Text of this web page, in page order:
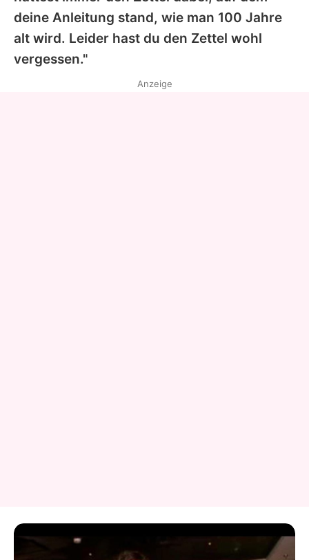
deine Anleitung stand, wie man 100 Jahre
alt wird. Leider hast du den Zettel wohl
vergessen."
Anzeige